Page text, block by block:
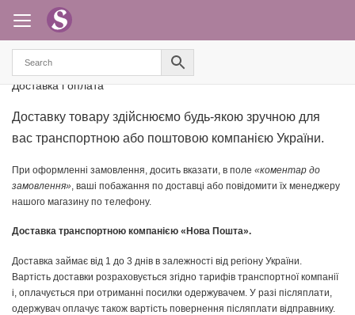
Доставка і оплата
Доставку товару здійснюємо будь-якою зручною для
вас транспортною або поштовою компанією України.
При оформленні замовлення, досить вказати, в поле «коментар до
замовлення», ваші побажання по доставці або повідомити їх менеджеру
нашого магазину по телефону.
Доставка транспортною компанією «Нова Пошта».
Доставка займає від 1 до 3 днів в залежності від регіону України.
Вартість доставки розраховується згідно тарифів транспортної компанії
і, оплачується при отриманні посилки одержувачем. У разі післяплати,
одержувач оплачує також вартість повернення післяплати відправнику.